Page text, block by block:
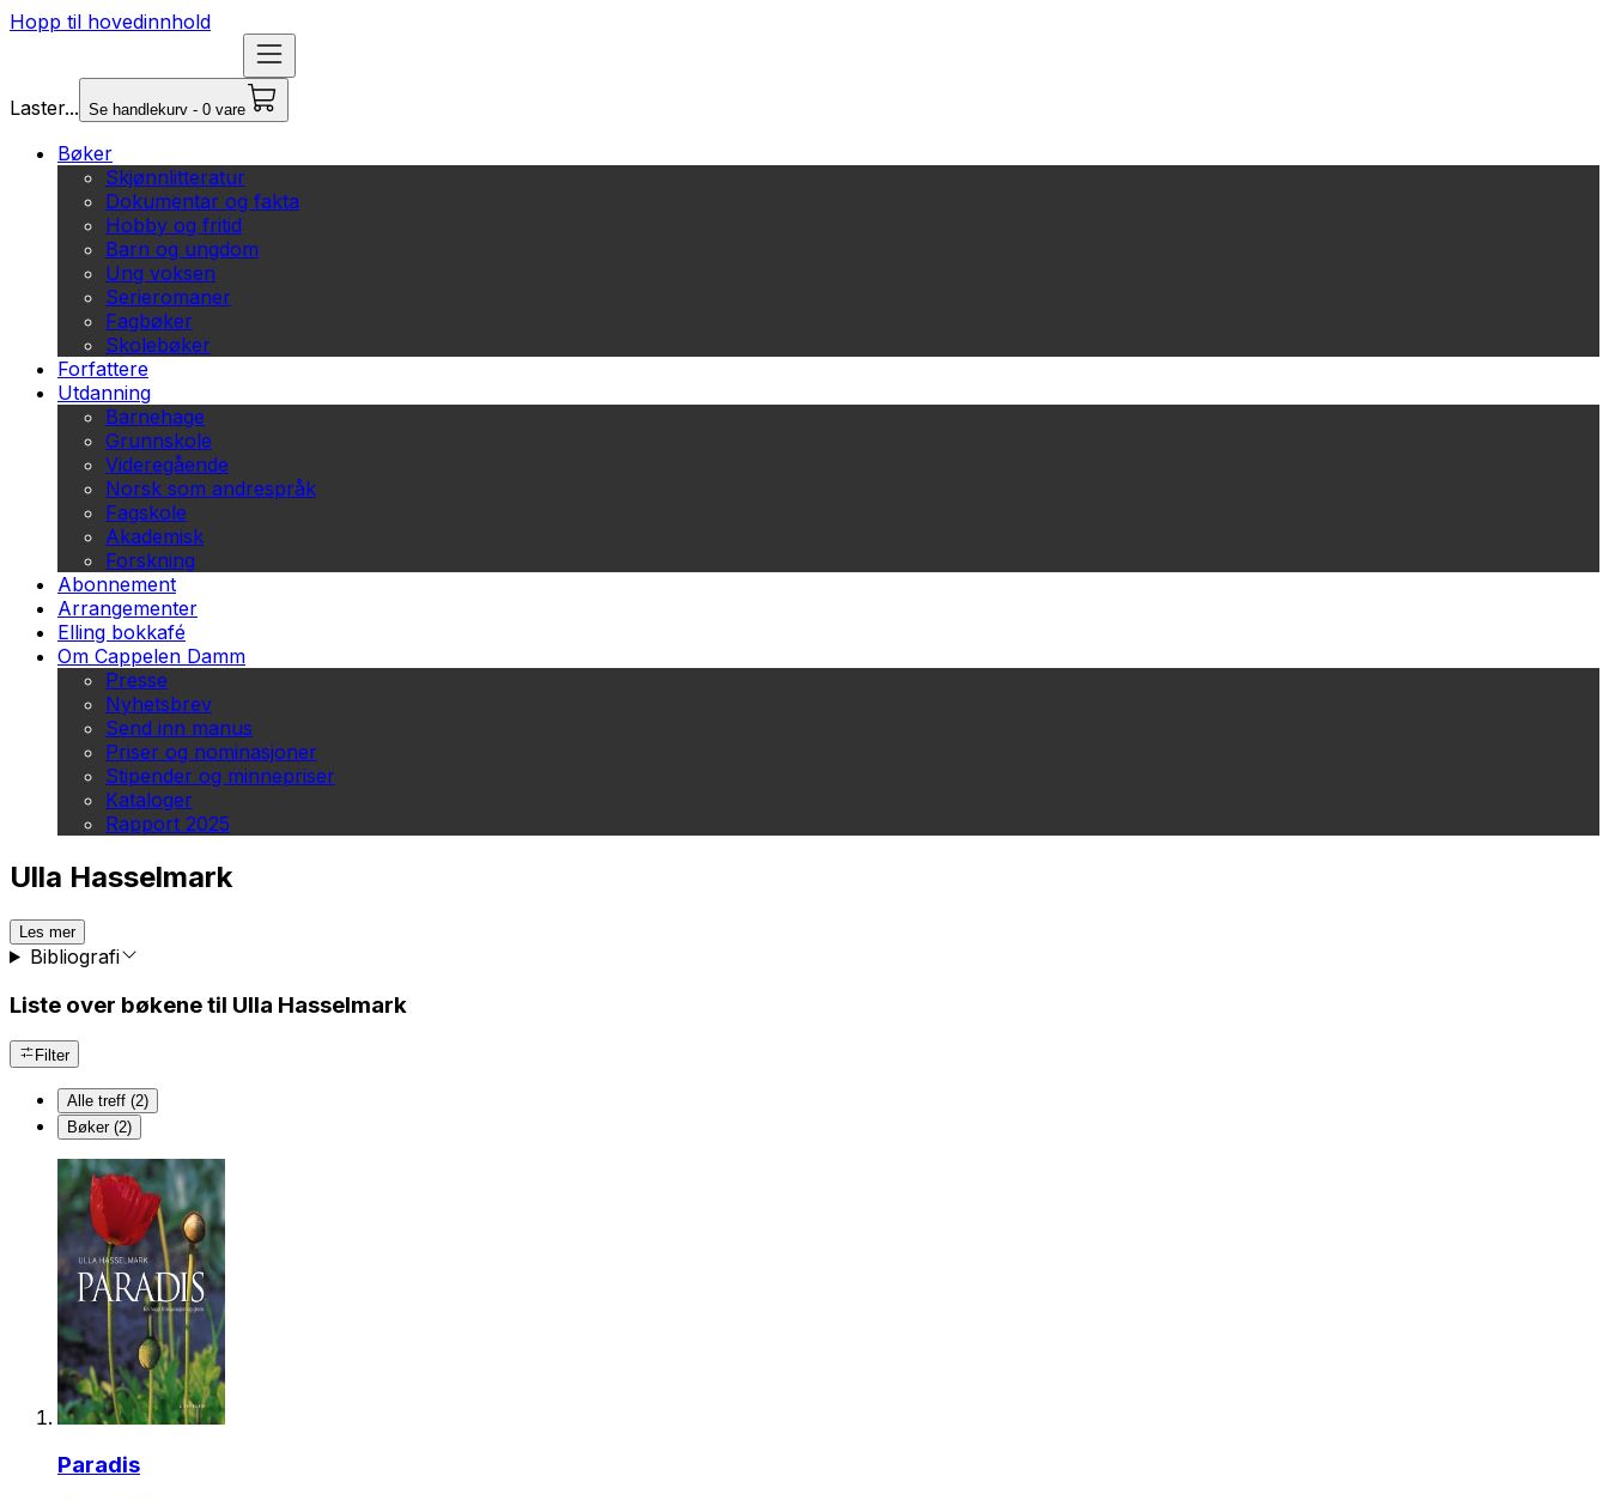
Hopp til hovedinnhold
Laster... Se handlekurv - 0 vare
Bøker
Skjønnlitteratur
Dokumentar og fakta
Hobby og fritid
Barn og ungdom
Ung voksen
Serieromaner
Fagbøker
Skolebøker
Forfattere
Utdanning
Barnehage
Grunnskole
Videregående
Norsk som andrespråk
Fagskole
Akademisk
Forskning
Abonnement
Arrangementer
Elling bokkafé
Om Cappelen Damm
Presse
Nyhetsbrev
Send inn manus
Priser og nominasjoner
Stipender og minnepriser
Kataloger
Rapport 2025
Ulla Hasselmark
Les mer
Bibliografi
Liste over bøkene til Ulla Hasselmark
Filter
Alle treff (2)
Bøker (2)
Paradis